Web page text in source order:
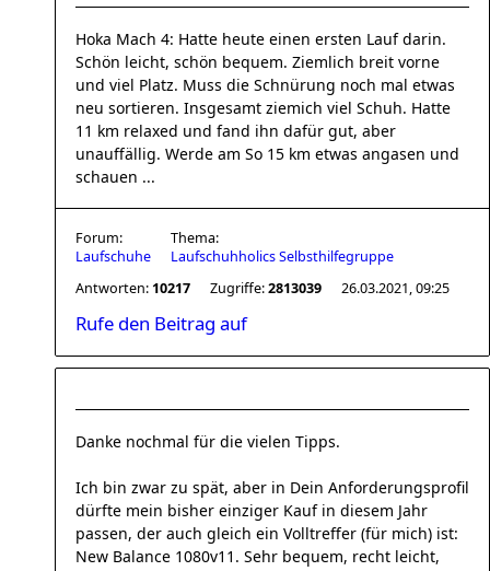
Hoka Mach 4: Hatte heute einen ersten Lauf darin.
Schön leicht, schön bequem. Ziemlich breit vorne
und viel Platz. Muss die Schnürung noch mal etwas
neu sortieren. Insgesamt ziemich viel Schuh. Hatte
11 km relaxed und fand ihn dafür gut, aber
unauffällig. Werde am So 15 km etwas angasen und
schauen ...
Forum:
Laufschuhe
Thema:
Laufschuhholics Selbsthilfegruppe
Antworten: 10217 Zugriffe:2813039 26.03.2021, 09:25
Rufe den Beitrag auf
Danke nochmal für die vielen Tipps.
Ich bin zwar zu spät, aber in Dein Anforderungsprofil
dürfte mein bisher einziger Kauf in diesem Jahr
passen, der auch gleich ein Volltreffer (für mich) ist:
New Balance 1080v11. Sehr bequem, recht leicht,